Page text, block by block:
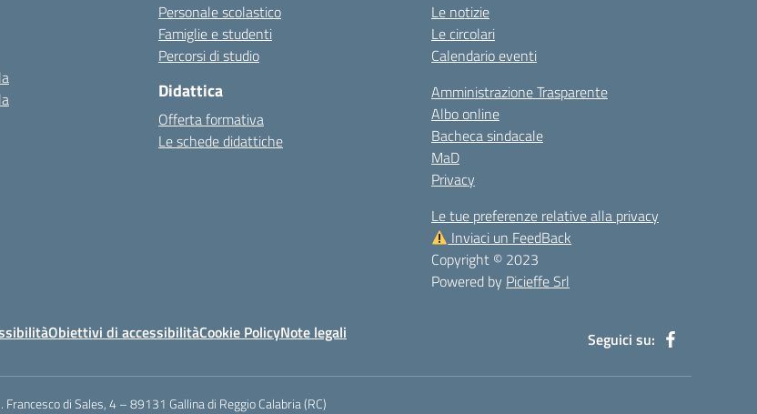
Personale scolastico
Famiglie e studenti
Percorsi di studio
Didattica
Offerta formativa
Le schede didattiche
Le notizie
Le circolari
Calendario eventi
Amministrazione Trasparente
Albo online
Bacheca sindacale
MaD
Privacy
Le tue preferenze relative alla privacy
Inviaci un FeedBack
Copyright © 2023
Powered by Picieffe Srl
Obiettivi di accessibilitàCookie PolicyNote legali Seguici su:
Francesco di Sales, 4 – 89131 Gallina di Reggio Calabria (RC)